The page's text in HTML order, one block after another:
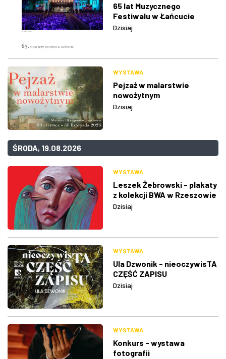
65 lat Muzycznego
Festiwalu w Łańcucie
Dzisiaj
WYSTAWA
Pejzaż w malarstwie
nowożytnym
Dzisiaj
ŚRODA, 19.08.2026
WYSTAWA
Leszek Żebrowski - plakaty
z kolekcji BWA w Rzeszowie
Dzisiaj
WYSTAWA
Ula Dzwonik - nieoczywisTA
CZĘŚĆ ZAPISU
Dzisiaj
WYSTAWA
Konkurs - wystawa
fotografii